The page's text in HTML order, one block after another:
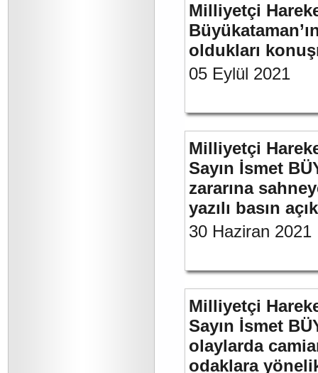
Milliyetçi
oldukları
05 Eylül 2021
Milliyetçi
Sayın İsmet
zararına
yazılı basın
30 Haziran 2021
Milliyetçi
Sayın İsmet
olaylarda
odaklara